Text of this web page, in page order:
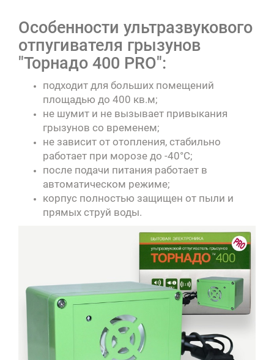
Особенности ультразвукового
отпугивателя грызунов
"Торнадо 400 PRO":
подходит для больших помещений
площадью до 400 кв.м;
не шумит и не вызывает привыкания
грызунов со временем;
не зависит от отопления, стабильно
работает при морозе до -40°C;
после подачи питания работает в
автоматическом режиме;
корпус полностью защищен от пыли и
прямых струй воды.